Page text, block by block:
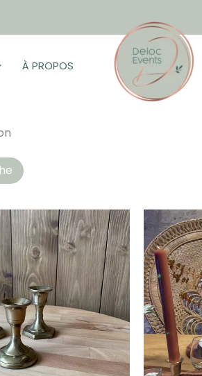
À PROPOS